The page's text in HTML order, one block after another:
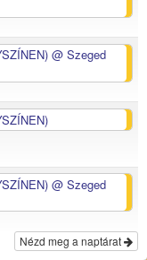
@ Szeged
@ Szeged
Nézd meg a naptárat